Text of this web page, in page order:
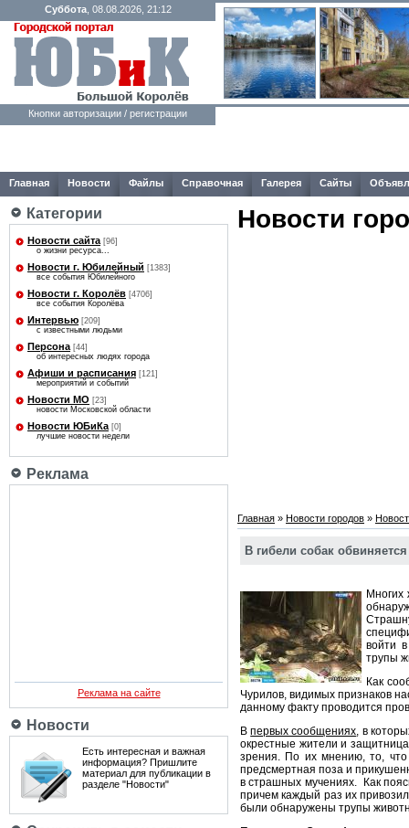
Суббота, 08.08.2026, 21:12
Кнопки авторизации / регистрации
Главная Новости Файлы Справочная Галерея Сайты
Категории
Новости сайта [96]
о жизни ресурса...
Новости г. Юбилейный [1383]
все события Юбилейного
Новости г. Королёв [4706]
все события Королёва
Интервью [209]
с известными людьми
Персона [44]
об интересных людях города
Афиши и расписания [121]
мероприятий и событий
Новости МО [23]
новости Московской области
Новости ЮБиКа [0]
лучшие новости недели
Реклама
Реклама на сайте
Новости
Есть интересная и важная
информация? Пришлите
материал для публикации в
разделе "Новости"
Новости
Главная » Новости городов »
В гибели собак
Многих
войти
трупы
Как
Чурилов, видимых признаков
данному факту проводится
Впервых сообщениях, в
окрестные жители и
зрения. По их мнению, то, что
предсмертная поза и
в страшных мучениях. Как
причем каждый раз их
были обнаружены трупы